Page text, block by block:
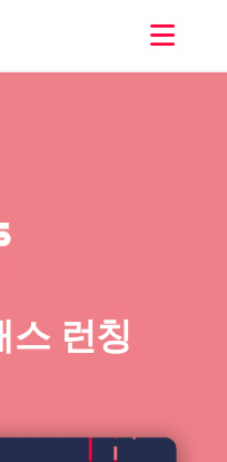
스 런칭